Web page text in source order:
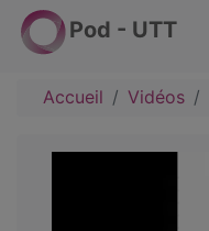
Pod - UTT
Accueil Vidéos